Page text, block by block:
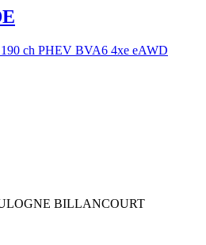
ch PHEV BVA6 4xe eAWD
BILLANCOURT